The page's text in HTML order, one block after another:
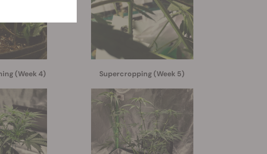
(Week 4) Supercropping (Week 5)